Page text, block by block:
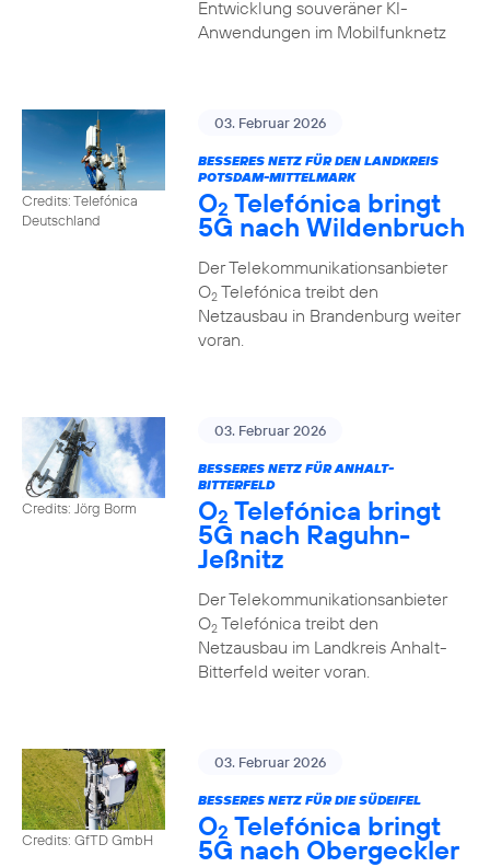
Entwicklung souveräner KI-
Anwendungen im Mobilfunknetz
Credits: Telefónica
Deutschland
03. Februar 2026
BESSERES NETZ FÜR DEN LANDKREIS
POTSDAM-MITTELMARK
O2 Telefónica bringt
5G nach Wildenbruch
Der Telekommunikationsanbieter
O2Telefónica treibt den
Netzausbau in Brandenburg weiter
voran.
Credits: Jörg Borm
03. Februar 2026
BESSERES NETZ FÜR ANHALT-
BITTERFELD
O2 Telefónica bringt
5G nach Raguhn-
Jeßnitz
Der Telekommunikationsanbieter
O2Telefónica treibt den
Netzausbau im Landkreis Anhalt-
Bitterfeld weiter voran.
Credits: GfTD GmbH
03. Februar 2026
BESSERES NETZ FÜR DIE SÜDEIFEL
O2 Telefónica bringt
5G nach Obergeckler